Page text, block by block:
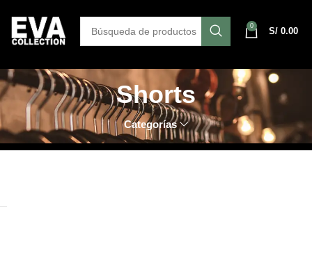
0
S/ 0.00
Shorts
Categorías